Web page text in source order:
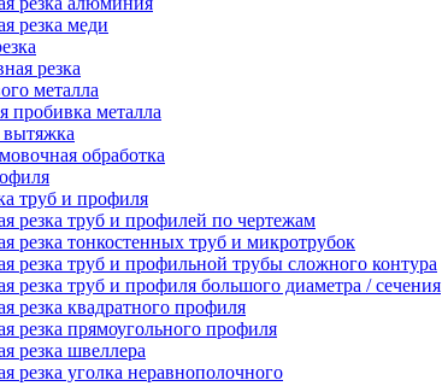
резка меди
резка
металла
пробивка металла
вытяжка
обработка
труб и профиля
резка труб и профилей по чертежам
резка тонкостенных труб и микротрубок
резка труб и профильной трубы сложного контура
резка труб и профиля большого диаметра / сечения
резка квадратного профиля
резка прямоугольного профиля
резка швеллера
резка уголка неравнополочного